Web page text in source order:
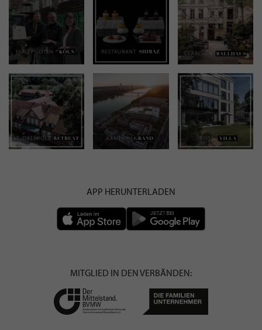
APP HERUNTERLADEN
MITGLIED IN DEN VERBÄNDEN: